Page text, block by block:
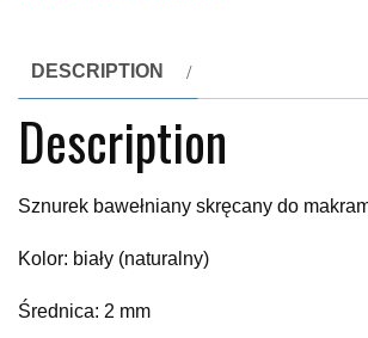
DESCRIPTION
Description
Sznurek bawełniany skręcany do
Kolor: biały (naturalny)
Średnica: 2 mm